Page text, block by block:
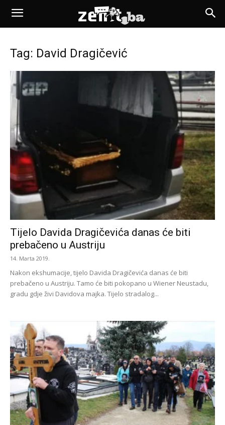
Tag: David Dragičević
Tijelo Davida Dragičevića danas će biti
prebačeno u Austriju
14. Marta 2019.
Nakon ekshumacije, tijelo Davida Dragičevića danas će biti
prebačeno u Austriju. Tamo će biti pokopano u Wiener Neustadu,
gradu gdje živi Davidova majka. Tijelo stradalog...